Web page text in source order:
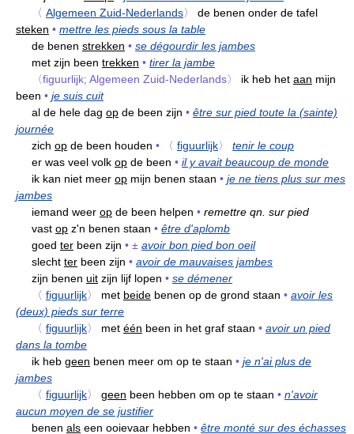
〈 Algemeen Zuid-Nederlands〉
de benen onder de tafel
steken • mettre les pieds sous la table
de benen strekken • se dégourdir les jambes
met zijn been trekken • tirer la jambe
〈figuurlijk; Algemeen Zuid-Nederlands〉
ik heb het aan mijn
been • je suis cuit
al de hele dag op de been zijn • être sur pied toute la (sainte)
journée
zich op de been houden • 〈 figuurlijk〉
tenir le coup
er was veel volk op de been • il y avait beaucoup de monde
ik kan niet meer op mijn benen staan • je ne tiens plus sur mes
jambes
iemand weer op de been helpen • remettre qn. sur pied
vast op z'n benen staan • être d'aplomb
goed ter been zijn • ± avoir bon pied bon oeil
slecht ter been zijn • avoir de mauvaises jambes
zijn benen uit zijn lijf lopen • se démener
〈 figuurlijk〉 met beide benen op de grond staan • avoir les
(deux) pieds sur terre
〈 figuurlijk〉 met één been in het graf staan • avoir un pied
dans la tombe
ik heb geen benen meer om op te staan • je n'ai plus de
jambes
〈 figuurlijk〉 geen been hebben om op te staan • n'avoir
aucun moyen de se justifier
benen als een ooievaar hebben • être monté sur des échasses